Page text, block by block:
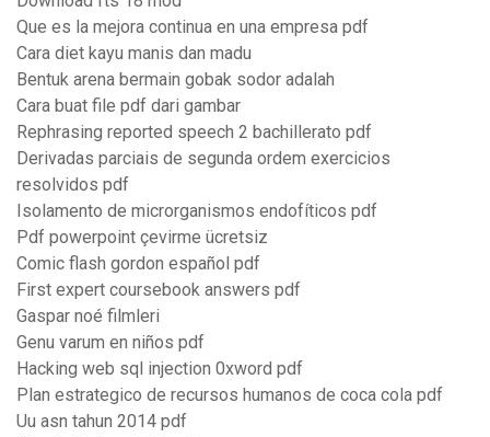
Que es la mejora continua en una empresa pdf
Cara diet kayu manis dan madu
Bentuk arena bermain gobak sodor adalah
Cara buat file pdf dari gambar
Rephrasing reported speech 2 bachillerato pdf
Derivadas parciais de segunda ordem exercicios
resolvidos pdf
Isolamento de microrganismos endofíticos pdf
Pdf powerpoint çevirme ücretsiz
Comic flash gordon español pdf
First expert coursebook answers pdf
Gaspar noé filmleri
Genu varum en niños pdf
Hacking web sql injection 0xword pdf
Plan estrategico de recursos humanos de coca cola pdf
Uu asn tahun 2014 pdf